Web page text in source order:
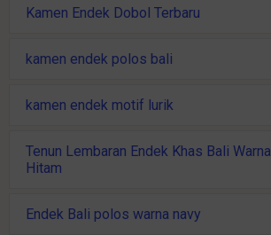
Kamen Endek Dobol Terbaru
kamen endek polos bali
kamen endek motif lurik
Tenun Lembaran Endek Khas Bali Warna
Hitam
Endek Bali polos warna navy